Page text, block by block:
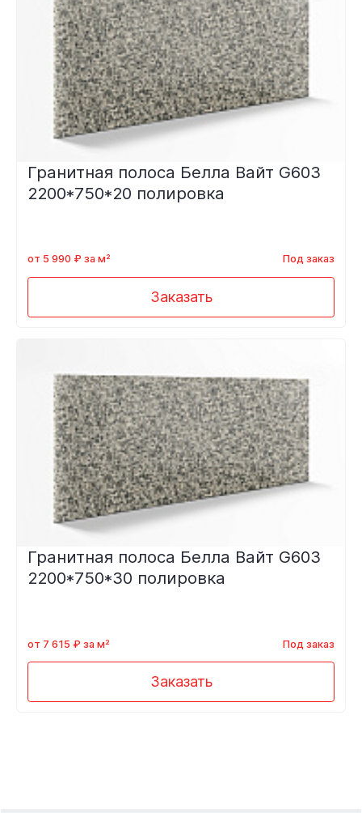
Гранитная полоса Белла Вайт G603
2200*750*20 полировка
от 5 990 ₽ за м² Под заказ
Заказать
Гранитная полоса Белла Вайт G603
2200*750*30 полировка
от 7 615 ₽ за м² Под заказ
Заказать